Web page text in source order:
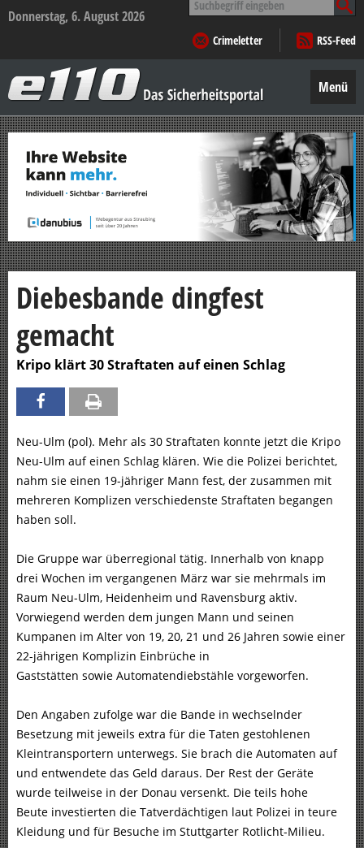
Donnerstag, 6. August 2026
nach:
Crimeletter
RSS-Feed
–
Das
Sicherheitsportal
Menü
Zum
Inhalt
springen
Diebesbande dingfest
gemacht
Kripo klärt 30 Straftaten auf einen Schlag
Neu-Ulm (pol). Mehr als 30 Straftaten konnte jetzt die Kripo
Neu-Ulm auf einen Schlag klären. Wie die Polizei berichtet,
nahm sie einen 19-jähriger Mann fest, der zusammen mit
mehreren Komplizen verschiedenste Straftaten begangen
haben soll.
Die Gruppe war überregional tätig. Innerhalb von knapp
drei Wochen im vergangenen März war sie mehrmals im
Raum Neu-Ulm, Heidenheim und Ravensburg aktiv.
Vorwiegend werden dem jungen Mann und seinen
Kumpanen im Alter von 19, 20, 21 und 26 Jahren sowie einer
22-jährigen Komplizin Einbrüche in
Gaststätten sowie Automatendiebstähle vorgeworfen.
Den Angaben zufolge war die Bande in wechselnder
Besetzung mit jeweils extra für die Taten gestohlenen
Kleintransportern unterwegs. Sie brach die Automaten auf
und entwendete das Geld daraus. Der Rest der Geräte
wurde teilweise in der Donau versenkt. Die teils hohe
Beute investierten die Tatverdächtigen laut Polizei in teure
Kleidung und für Besuche im Stuttgarter Rotlicht-Milieu.